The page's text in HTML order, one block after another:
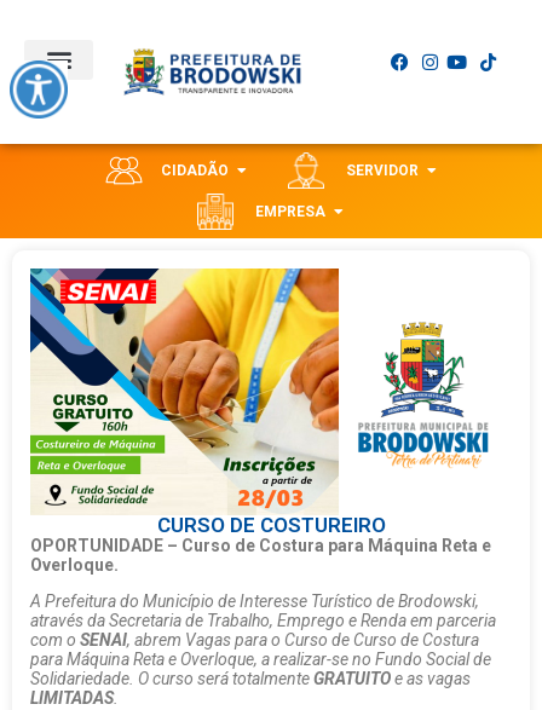
CIDADÃO SERVIDOR
EMPRESA
CURSO DE COSTUREIRO
OPORTUNIDADE – Curso de Costura para Máquina Reta e
Overloque.
A Prefeitura do Município de Interesse Turístico de Brodowski,
através da Secretaria de Trabalho, Emprego e Renda em parceria
com o SENAI, abrem Vagas para o Curso de Curso de Costura
para Máquina Reta e Overloque, a realizar-se no Fundo Social de
Solidariedade. O curso será totalmenteGRATUITOe as vagas
LIMITADAS.